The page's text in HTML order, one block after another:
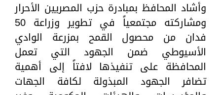
وأشاد المحافظ بمبادرة حزب المصريين الأحرار
ومشاركته مجتمعياً في تطوير وزراعة 50
فدان من محصول القمح بمزرعة الوادي
الأسيوطي ضمن الجهود التي تعمل
المحافظة على تنفيذها لافتاً إلى أهمية
تضافر الجهود المبذولة لكافة الجهات